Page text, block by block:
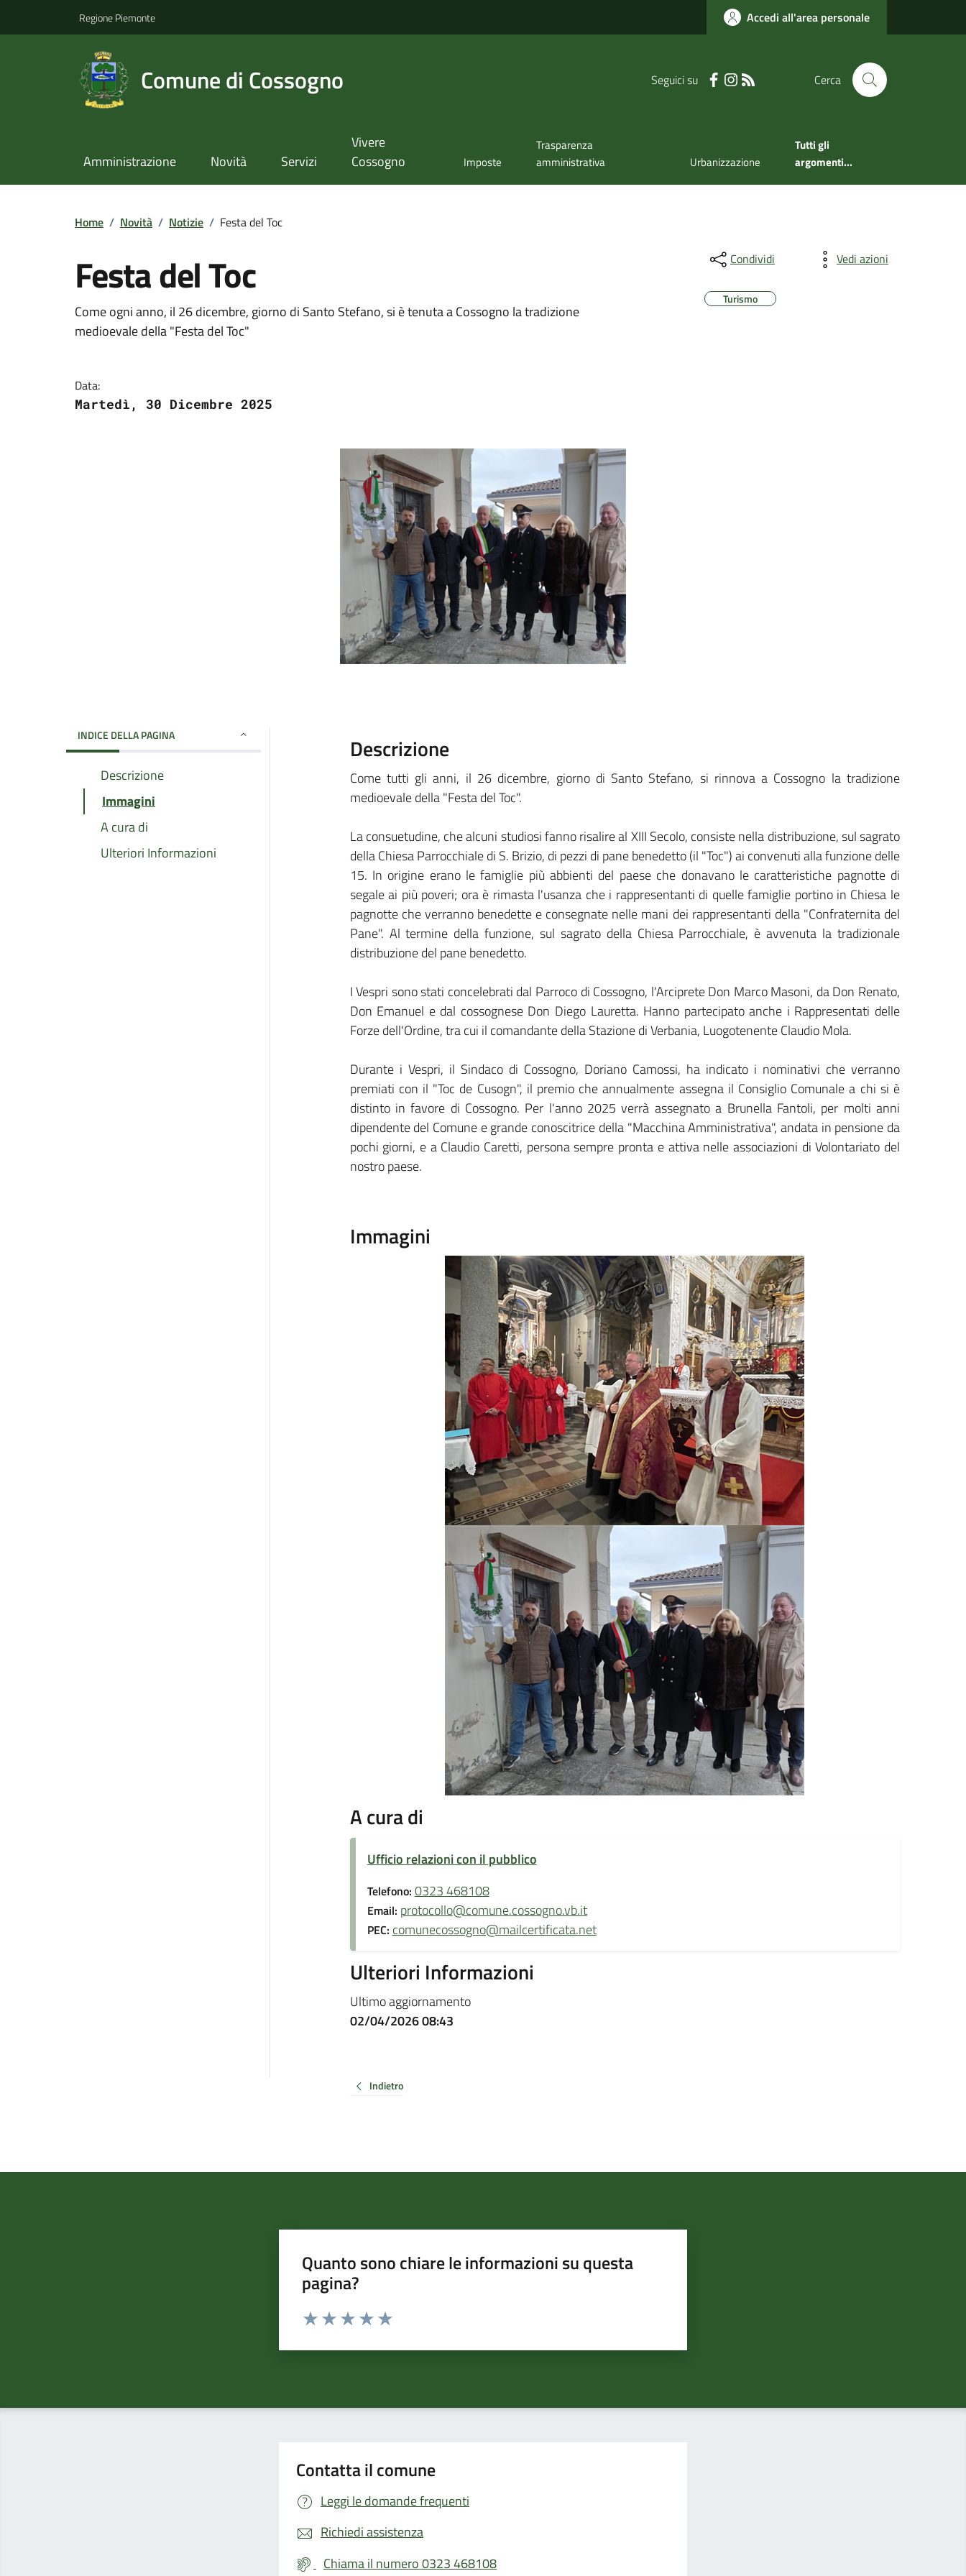
Regione Piemonte Accedi all'area personale
Comune di Cossogno Seguici su Cerca
Amministrazione Novità Servizi
Vivere
Cossogno
Imposte
Trasparenza
amministrativa
Urbanizzazione
Tutti gli
argomenti...
Home / Novità / Notizie / Festa del Toc
Festa del Toc
Come ogni anno, il 26 dicembre, giorno di Santo Stefano, si è tenuta a Cossogno la tradizione
medioevale della "Festa del Toc"
Data:
Martedì, 30 Dicembre 2025
Condividi Vedi azioni
Turismo
INDICE DELLA PAGINA
Descrizione
Immagini
A cura di
Ulteriori Informazioni
Descrizione
Come tutti gli anni, il 26 dicembre, giorno di Santo Stefano, si rinnova a Cossogno la tradizione
medioevale della "Festa del Toc".
La consuetudine, che alcuni studiosi fanno risalire al XIII Secolo, consiste nella distribuzione, sul sagrato
della Chiesa Parrocchiale di S. Brizio, di pezzi di pane benedetto (il "Toc") ai convenuti alla funzione delle
15. In origine erano le famiglie più abbienti del paese che donavano le caratteristiche pagnotte di
segale ai più poveri; ora è rimasta l'usanza che i rappresentanti di quelle famiglie portino in Chiesa le
pagnotte che verranno benedette e consegnate nelle mani dei rappresentanti della "Confraternita del
Pane". Al termine della funzione, sul sagrato della Chiesa Parrocchiale, è avvenuta la tradizionale
distribuzione del pane benedetto.
I Vespri sono stati concelebrati dal Parroco di Cossogno, l'Arciprete Don Marco Masoni, da Don Renato,
Don Emanuel e dal cossognese Don Diego Lauretta. Hanno partecipato anche i Rappresentati delle
Forze dell'Ordine, tra cui il comandante della Stazione di Verbania, Luogotenente Claudio Mola.
Durante i Vespri, il Sindaco di Cossogno, Doriano Camossi, ha indicato i nominativi che verranno
premiati con il "Toc de Cusogn", il premio che annualmente assegna il Consiglio Comunale a chi si è
distinto in favore di Cossogno. Per l'anno 2025 verrà assegnato a Brunella Fantoli, per molti anni
dipendente del Comune e grande conoscitrice della "Macchina Amministrativa", andata in pensione da
pochi giorni, e a Claudio Caretti, persona sempre pronta e attiva nelle associazioni di Volontariato del
nostro paese.
Immagini
A cura di
Ufficio relazioni con il pubblico
Telefono: 0323 468108
Email: protocollo@comune.cossogno.vb.it
PEC: comunecossogno@mailcertificata.net
Ulteriori Informazioni
Ultimo aggiornamento
02/04/2026 08:43
Indietro
Quanto sono chiare le informazioni su questa
pagina?
Valuta da 1 a 5 stelle la pagina
Contatta il comune
Leggi le domande frequenti
Richiedi assistenza
Chiama il numero 0323 468108